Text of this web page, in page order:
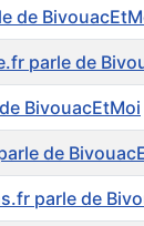
de
parle de
BivouacEtMoi
de
parle de